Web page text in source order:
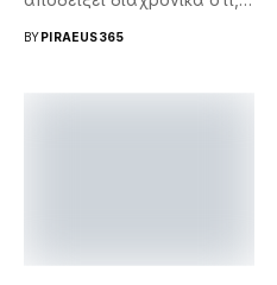
BYPIRAEUS365